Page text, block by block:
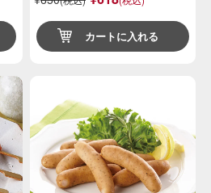
カートに入れる